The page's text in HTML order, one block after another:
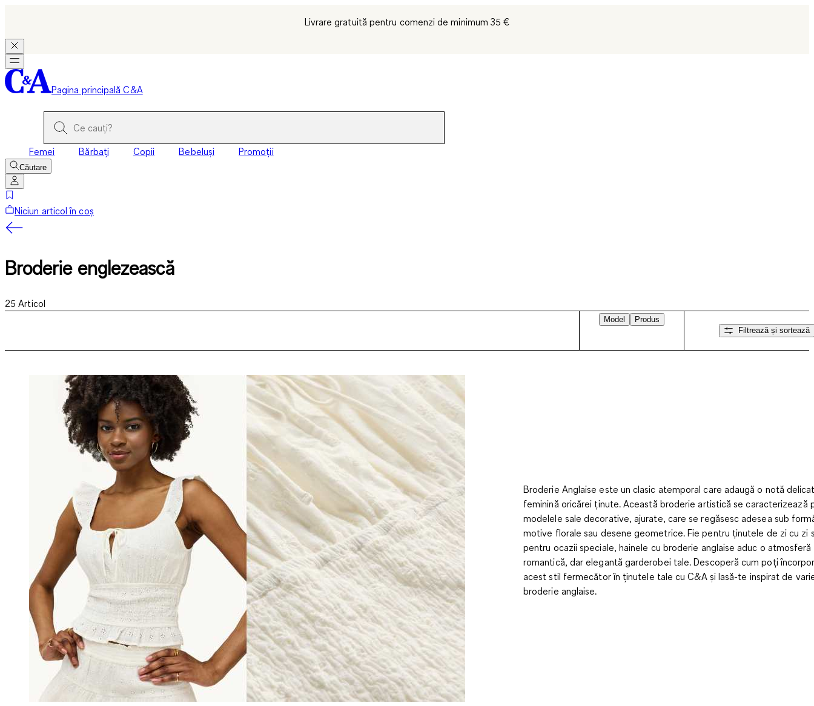
Livrare gratuită pentru comenzi de minimum 35 €
Pagina principală C&A
Femei Bărbați Copii Bebeluși Promoții
Căutare
Niciun articol în coș
Broderie englezească
25 Articol
Model
Produs
Filtrează și sortează
Broderie Anglaise este un clasic atemporal care adaugă o notă
feminină oricărei ținute. Această broderie artistică se caracterizează
modelele sale decorative, ajurate, care se regăsesc adesea sub
motive florale sau desene geometrice. Fie pentru ținutele de zi cu zi
pentru ocazii speciale, hainele cu broderie anglaise aduc o atmosferă
romantică, dar elegantă garderobei tale. Descoperă cum poți
acest stil fermecător în ținutele tale cu C&A și lasă-te inspirat de
broderie anglaise.